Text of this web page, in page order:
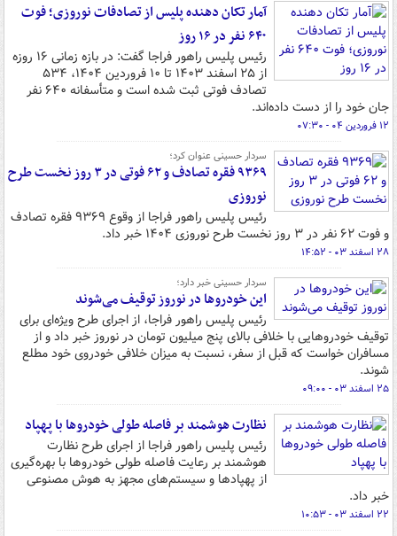
آمار تکان‌ دهنده پلیس از تصادفات نوروزی؛ فوت
۶۴۰ نفر در ۱۶ روز
رئیس پلیس راهور فراجا گفت: در بازه زمانی ۱۶ روزه
از ۲۵ اسفند ۱۴۰۳ تا ۱۰ فروردین ۱۴۰۴، ۵۳۴
تصادف فوتی ثبت شده است و متأسفانه ۶۴۰ نفر
جان خود را از دست داده‌اند.
۱۲ فروردین ۰۴ - ۰۷:۳۰
سردار حسینی عنوان کرد؛
۹۳۶۹ فقره تصادف و ۶۲ فوتی در ۳ روز نخست طرح
نوروزی
رئیس پلیس راهور فراجا از وقوع ۹۳۶۹ فقره تصادف
و فوت ۶۲ نفر در ۳ روز نخست طرح نوروزی ۱۴۰۴ خبر داد.
۲۸ اسفند ۰۳ - ۱۴:۵۲
سردار حسینی خبر دارد؛
این خودروها در نوروز توقیف می‌شوند
رئیس پلیس راهور فراجا، از اجرای طرح ویژه‌ای برای
توقیف خودروهایی با خلافی بالای پنج میلیون تومان در نوروز خبر داد و از
مسافران خواست که قبل از سفر، نسبت به میزان خلافی خودروی خود مطلع
شوند.
۲۵ اسفند ۰۳ - ۰۹:۰۰
نظارت هوشمند بر فاصله طولی خودروها با پهپاد
رئیس پلیس راهور فراجا از اجرای طرح نظارت
هوشمند بر رعایت فاصله طولی خودروها با بهره‌گیری
از پهپادها و سیستم‌های مجهز به هوش مصنوعی
خبر داد.
۲۲ اسفند ۰۳ - ۱۰:۵۳